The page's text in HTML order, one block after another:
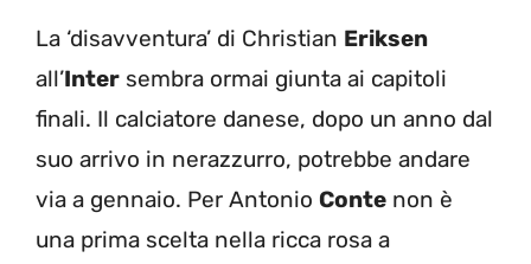
La ‘disavventura’ di Christian Eriksen
all’Inter sembra ormai giunta ai capitoli
finali. Il calciatore danese, dopo un anno dal
suo arrivo in nerazzurro, potrebbe andare
via a gennaio. Per Antonio Conte non è
una prima scelta nella ricca rosa a